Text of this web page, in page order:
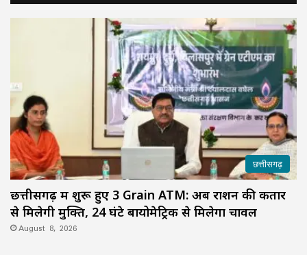
छत्तीसगढ़
छत्तीसगढ़ में शुरू हुए 3 Grain ATM: अब राशन की कतार
से मिलेगी मुक्ति, 24 घंटे बायोमेट्रिक से मिलेगा चावल
August 8, 2026